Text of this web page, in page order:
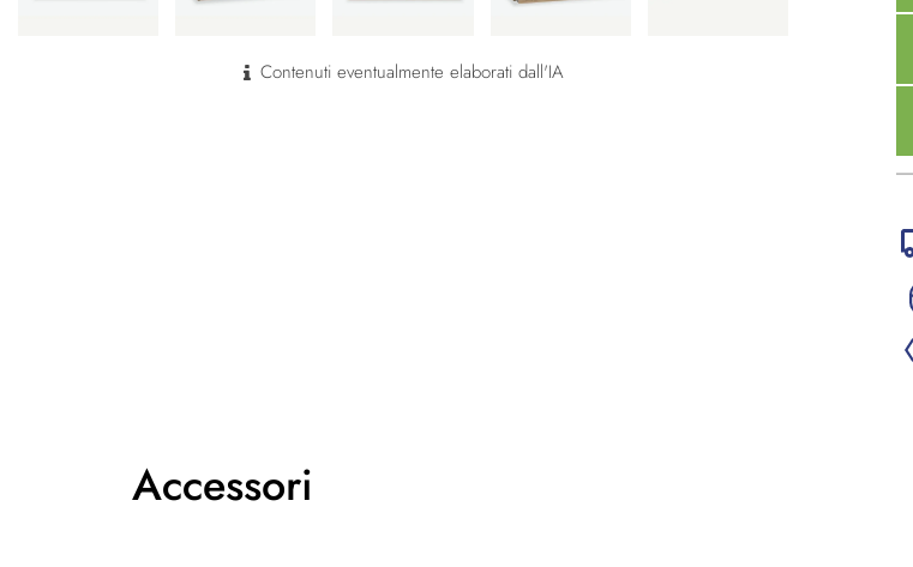
Contenuti eventualmente elaborati dall'IA
Accessori